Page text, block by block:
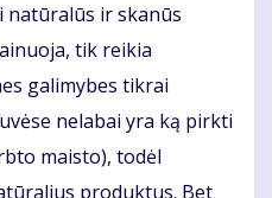
natūralūs ir skanūs
tik reikia
galimybes tikrai
nelabai yra ką pirkti
maisto), todėl
produktus. Bet